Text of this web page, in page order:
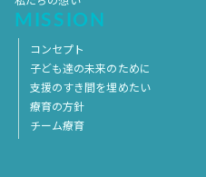
MISSION
コンセプト
子ども達の未来のために
支援のすき間を埋めたい
療育の方針
チーム療育